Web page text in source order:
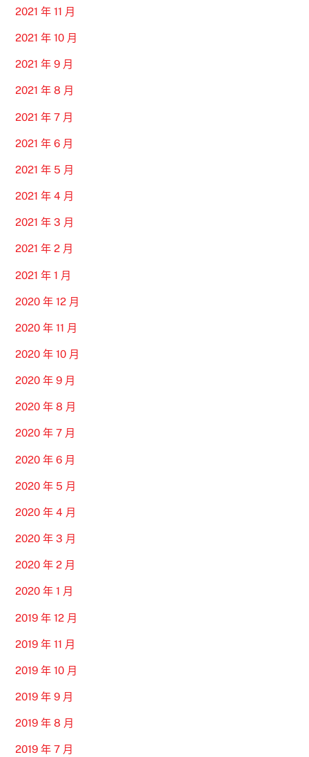
2021 年 11 月
2021 年 10 月
2021 年 9 月
2021 年 8 月
2021 年 7 月
2021 年 6 月
2021 年 5 月
2021 年 4 月
2021 年 3 月
2021 年 2 月
2021 年 1 月
2020 年 12 月
2020 年 11 月
2020 年 10 月
2020 年 9 月
2020 年 8 月
2020 年 7 月
2020 年 6 月
2020 年 5 月
2020 年 4 月
2020 年 3 月
2020 年 2 月
2020 年 1 月
2019 年 12 月
2019 年 11 月
2019 年 10 月
2019 年 9 月
2019 年 8 月
2019 年 7 月